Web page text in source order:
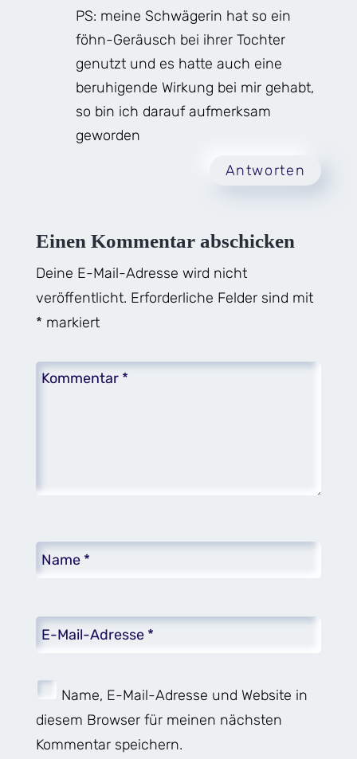
PS: meine Schwägerin hat so ein
föhn-Geräusch bei ihrer Tochter
genutzt und es hatte auch eine
beruhigende Wirkung bei mir gehabt,
so bin ich darauf aufmerksam
geworden
Antworten
Einen Kommentar abschicken
Deine E-Mail-Adresse wird nicht
veröffentlicht. Erforderliche Felder sind mit
* markiert
Name, E-Mail-Adresse und Website in
diesem Browser für meinen nächsten
Kommentar speichern.